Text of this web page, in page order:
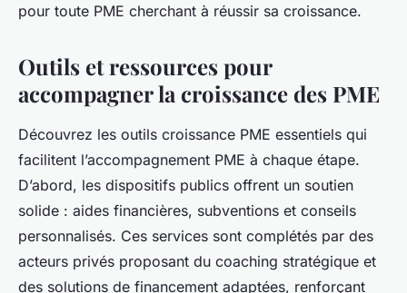
pour toute PME cherchant à réussir sa croissance.
Outils et ressources pour
accompagner la croissance des PME
Découvrez les outils croissance PME essentiels qui
facilitent l’accompagnement PME à chaque étape.
D’abord, les dispositifs publics offrent un soutien
solide : aides financières, subventions et conseils
personnalisés. Ces services sont complétés par des
acteurs privés proposant du coaching stratégique et
des solutions de financement adaptées, renforçant